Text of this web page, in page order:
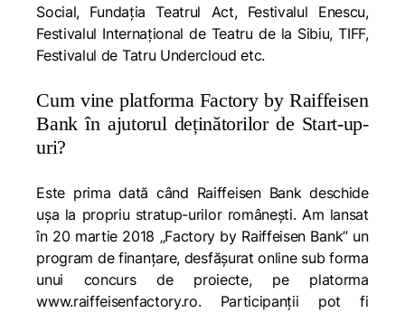
Social, Fundația Teatrul Act, Festivalul Enescu,
Festivalul Internațional de Teatru de la Sibiu, TIFF,
Festivalul de Tatru Undercloud etc.
Cum vine platforma Factory by Raiffeisen
Bank în ajutorul deținătorilor de Start-up-
uri?
Este prima dată când Raiffeisen Bank deschide
ușa la propriu stratup-urilor românești. Am lansat
în 20 martie 2018 „Factory by Raiffeisen Bank” un
program de finanțare, desfășurat online sub forma
unui concurs de proiecte, pe platorma
www.raiffeisenfactory.ro. Participanții pot fi